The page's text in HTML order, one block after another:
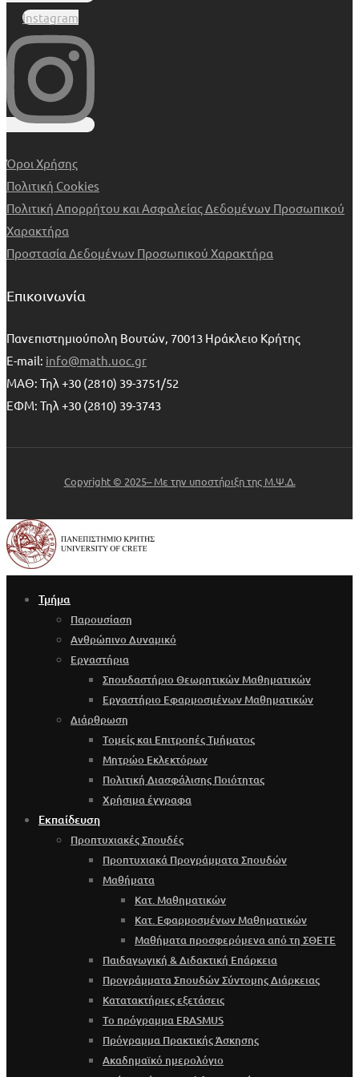
Instagram
Όροι Χρήσης
Πολιτική Cookies
Πολιτική Απορρήτου και Ασφαλείας Δεδομένων Προσωπικού
Χαρακτήρα
Προστασία Δεδομένων Προσωπικού Χαρακτήρα
Επικοινωνία
Πανεπιστημιούπολη Βουτών, 70013 Ηράκλειο Κρήτης
E-mail: info@math.uoc.gr
ΜΑΘ: Τηλ +30 (2810) 39-3751/52
ΕΦΜ: Τηλ +30 (2810) 39-3743
Copyright © 2025– Με την υποστήριξη της Μ.Ψ.Δ.
Τμήμα
Παρουσίαση
Ανθρώπινο Δυναμικό
Εργαστήρια
Σπουδαστήριο Θεωρητικών Μαθηματικών
Εργαστήριο Εφαρμοσμένων Μαθηματικών
Διάρθρωση
Τομείς και Επιτροπές Τμήματος
Μητρώο Εκλεκτόρων
Πολιτική Διασφάλισης Ποιότητας
Χρήσιμα έγγραφα
Εκπαίδευση
Προπτυχιακές Σπουδές
Προπτυχιακά Προγράμματα Σπουδών
Μαθήματα
Κατ. Μαθηματικών
Κατ. Εφαρμοσμένων Μαθηματικών
Μαθήματα προσφερόμενα από τη ΣΘΕΤΕ
Παιδαγωγική & Διδακτική Επάρκεια
Προγράμματα Σπουδών Σύντομης Διάρκειας
Κατατακτήριες εξετάσεις
Το πρόγραμμα ERASMUS
Πρόγραμμα Πρακτικής Άσκησης
Ακαδημαϊκό ημερολόγιο